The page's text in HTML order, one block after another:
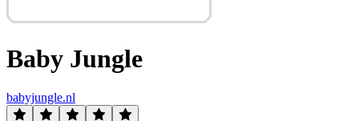
Baby Jungle
babyjungle.nl